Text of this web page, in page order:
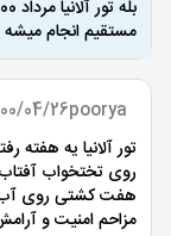
مستقیم انجام میشه
poorya
04/26
تور آلانیا یه هفته
روی تختخواب
هفت کشتی روی آب و
مزاحم امنیت و